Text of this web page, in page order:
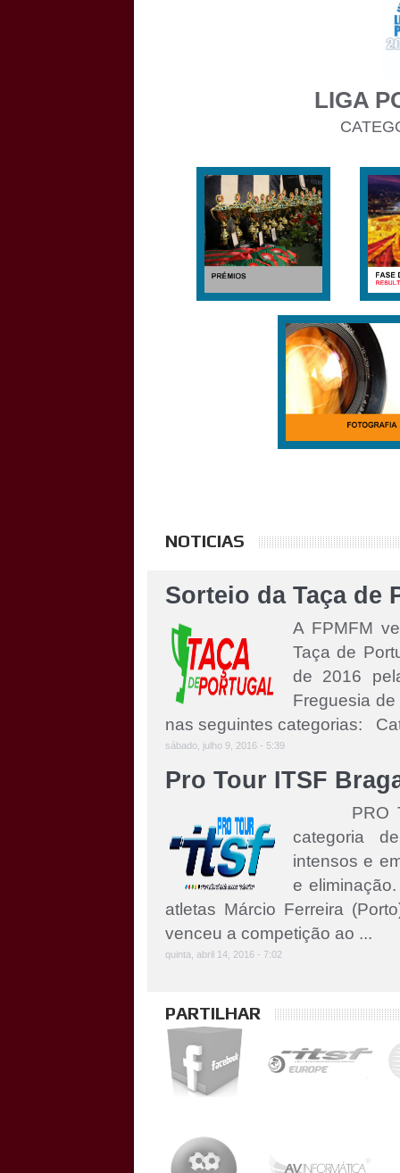
LIGA
NOTICIAS
Sorteio da Taça de
A FPMFM
Taça de
de 2016
Freguesia
nas seguintes categorias:
sábado, julho 9, 2016 - 5:39
Pro Tour ITSF
PRO
categoria
intensos e
e
atletas Márcio Ferreira
venceu a competição ao ...
quinta, abril 14, 2016 - 7:02
PARTILHAR